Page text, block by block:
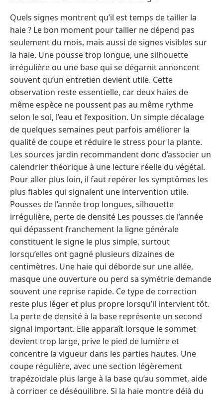
Quels signes montrent qu’il est temps de tailler la
haie ? Le bon moment pour tailler ne dépend pas
seulement du mois, mais aussi de signes visibles sur
la haie. Une pousse trop longue, une silhouette
irrégulière ou une base qui se dégarnit annoncent
souvent qu’un entretien devient utile. Cette
observation reste essentielle, car deux haies de
même espèce ne poussent pas au même rythme
selon le sol, l’eau et l’exposition. Un simple décalage
de quelques semaines peut parfois améliorer la
qualité de coupe et réduire le stress pour la plante.
Les sources jardin recommandent donc d’associer un
calendrier théorique à une lecture réelle du végétal.
Pour aller plus loin, il faut repérer les symptômes les
plus fiables qui signalent une intervention utile.
Pousses de l’année trop longues, silhouette
irrégulière, perte de densité Les pousses de l’année
qui dépassent franchement la ligne générale
constituent le signe le plus simple, surtout
lorsqu’elles ont gagné plusieurs dizaines de
centimètres. Une haie qui déborde sur une allée,
masque une ouverture ou perd sa symétrie demande
souvent une reprise rapide. Ce type de correction
reste plus léger et plus propre lorsqu’il intervient tôt.
La perte de densité à la base représente un second
signal important. Elle apparaît lorsque le sommet
devient trop large, prive le pied de lumière et
concentre la vigueur dans les parties hautes. Une
coupe régulière, avec une section légèrement
trapézoïdale plus large à la base qu’au sommet, aide
à corriger ce déséquilibre. Si la haie montre déjà du